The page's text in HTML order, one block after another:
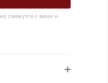
свяжутся с вами и